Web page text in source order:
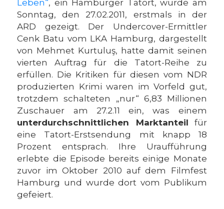
Leben“, ein Hamburger Tatort, wurde am
Sonntag, den 27.02.2011, erstmals in der
ARD gezeigt. Der Undercover-Ermittler
Cenk Batu vom LKA Hamburg, dargestellt
von Mehmet Kurtuluş, hatte damit seinen
vierten Auftrag für die Tatort-Reihe zu
erfüllen. Die Kritiken für diesen vom NDR
produzierten Krimi waren im Vorfeld gut,
trotzdem schalteten „nur“ 6,83 Millionen
Zuschauer am 27.2.11 ein, was einem
unterdurchschnittlichen Marktanteil für
eine Tatort-Erstsendung mit knapp 18
Prozent entsprach. Ihre Uraufführung
erlebte die Episode bereits einige Monate
zuvor im Oktober 2010 auf dem Filmfest
Hamburg und wurde dort vom Publikum
gefeiert.